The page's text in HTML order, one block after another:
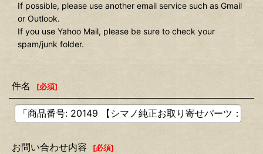
If possible, please use another email service such as Gmail
or Outlook.
If you use Yahoo Mail, please be sure to check your
spam/junk folder.
件名 [必須]
お問い合わせ内容 [必須]